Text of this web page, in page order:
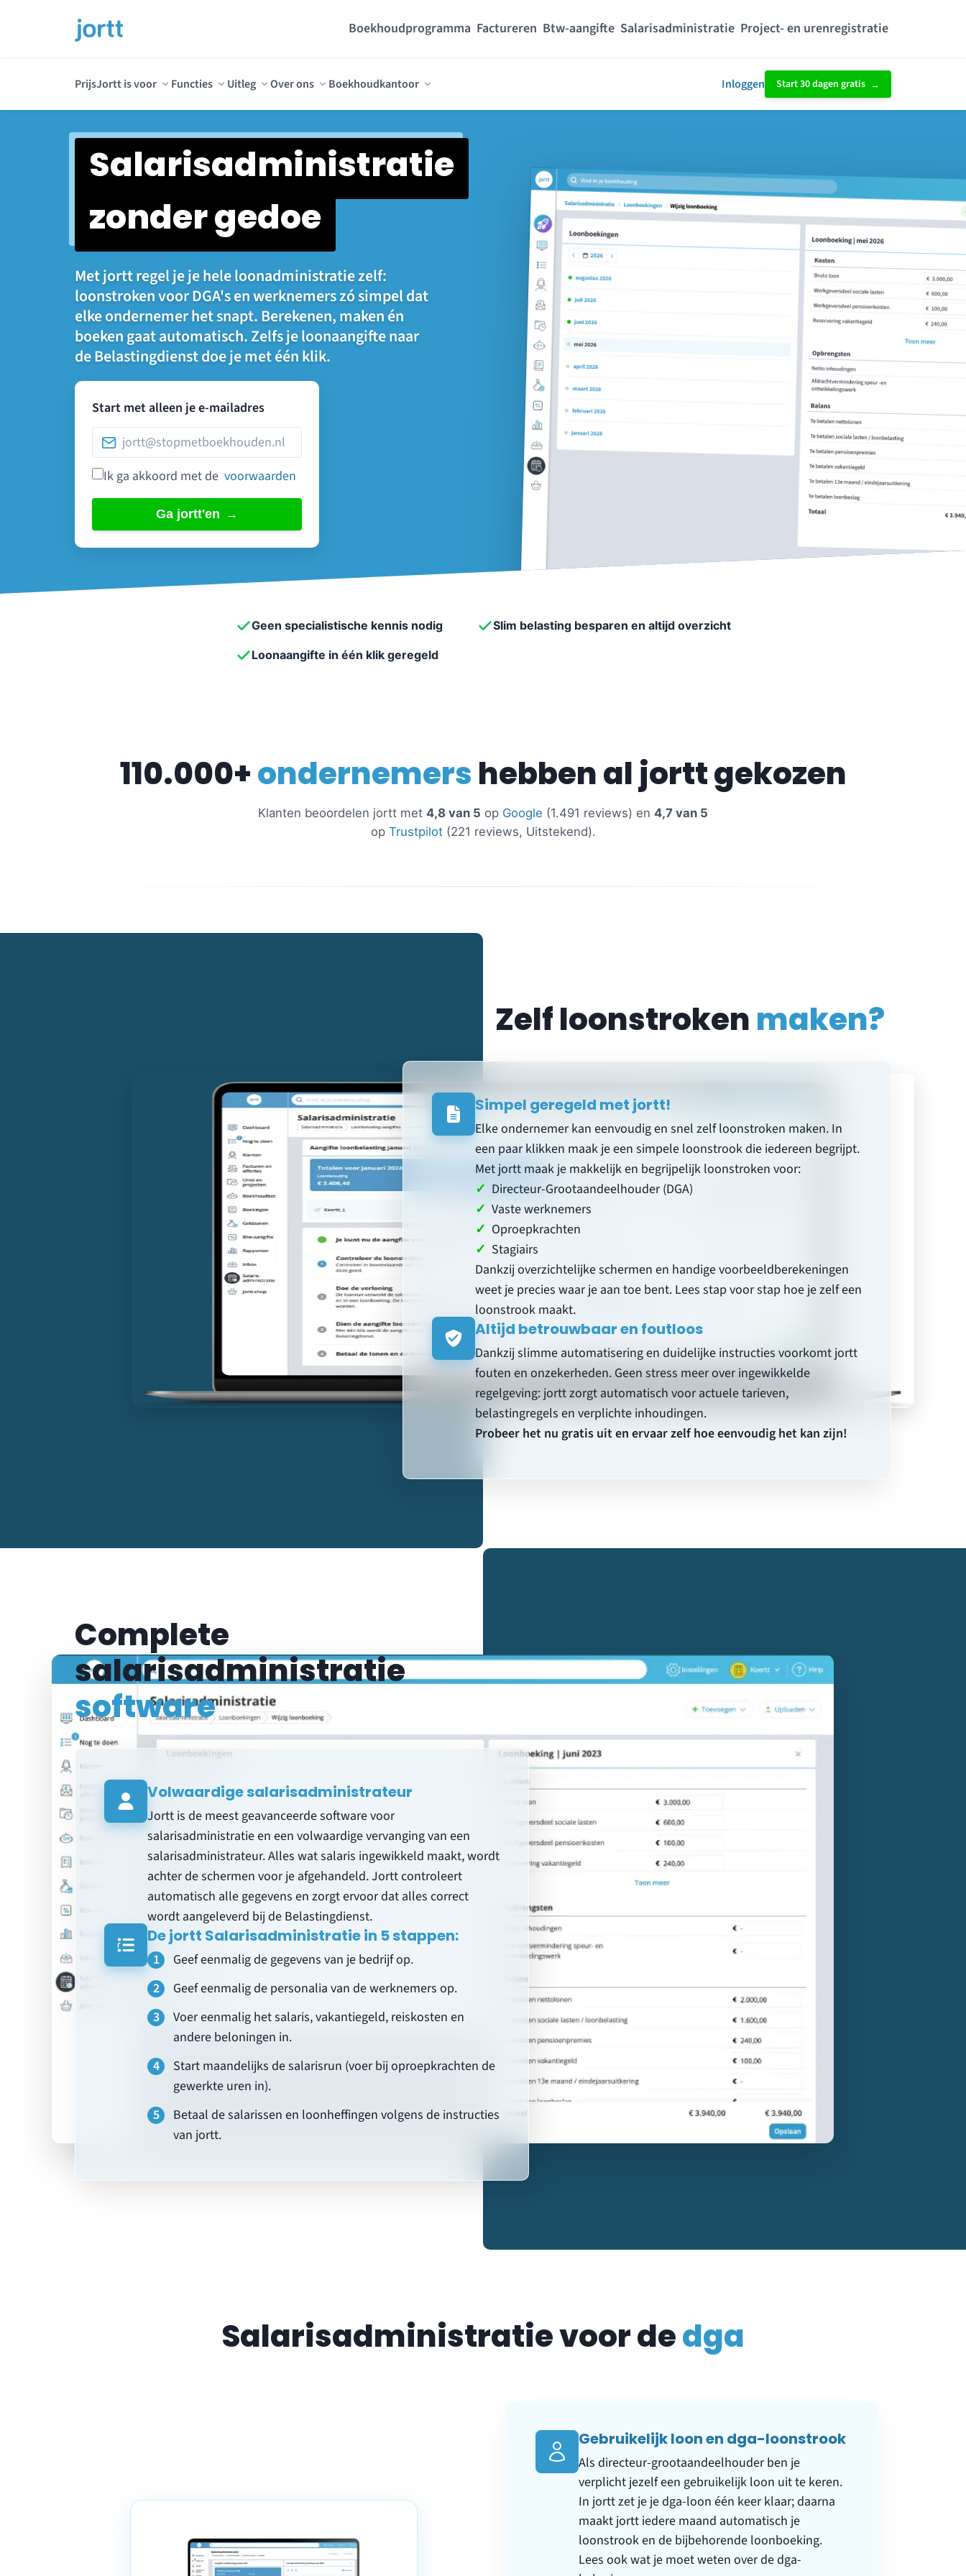
Boekhoudprogramma Factureren Btw-aangifte Salarisadministratie Project- en urenregistratie
PrijsJortt is voor Functies Uitleg Over ons Boekhoudkantoor Inloggen Start 30 dagen gratis
Salarisadministratie
zonder gedoe
Met jortt regel je je hele loonadministratie zelf:
loonstroken voor DGA's en werknemers zó simpel dat
elke ondernemer het snapt. Berekenen, maken én
boeken gaat automatisch. Zelfs je loonaangifte naar
de Belastingdienst doe je met één klik.
Start met alleen je e-mailadres
Ik ga akkoord met de voorwaarden
Ga jortt'en
Geen specialistische kennis nodig Slim belasting besparen en altijd overzicht
Loonaangifte in één klik geregeld
110.000+ondernemers hebben al jortt gekozen
Klanten beoordelen jortt met 4,8 van 5 op Google (1.491 reviews) en 4,7 van 5
op Trustpilot(221 reviews, Uitstekend).
Zelf loonstroken maken?
Simpel geregeld met jortt!
Elke ondernemer kan eenvoudig en snel zelf loonstroken maken. In
een paar klikken maak je een simpele loonstrook die iedereen begrijpt.
Met jortt maak je makkelijk en begrijpelijk loonstroken voor:
✓ Directeur-Grootaandeelhouder (DGA)
✓ Vaste werknemers
✓ Oproepkrachten
✓ Stagiairs
Dankzij overzichtelijke schermen en handige voorbeeldberekeningen
weet je precies waar je aan toe bent. Lees stap voor stap hoe jezelf een
loonstrook maakt.
Altijd betrouwbaar en foutloos
Dankzij slimme automatisering en duidelijke instructies voorkomt jortt
fouten en onzekerheden. Geen stress meer over ingewikkelde
regelgeving: jortt zorgt automatisch voor actuele tarieven,
belastingregels en verplichte inhoudingen.
Probeer het nu gratis uit en ervaar zelf hoe eenvoudig het kan zijn!
Complete
salarisadministratie
software
Volwaardige salarisadministrateur
Jortt is de meest geavanceerde software voor
salarisadministratie en een volwaardige vervanging van een
salarisadministrateur. Alles wat salaris ingewikkeld maakt, wordt
achter de schermen voor je afgehandeld. Jortt controleert
automatisch alle gegevens en zorgt ervoor dat alles correct
wordt aangeleverd bij de Belastingdienst.
De jortt Salarisadministratie in 5 stappen:
Geef eenmalig de gegevens van je bedrijf op.
Geef eenmalig de personalia van de werknemers op.
Voer eenmalig het salaris, vakantiegeld, reiskosten en
andere beloningen in.
Start maandelijks de salarisrun (voer bij oproepkrachten de
gewerkte uren in).
Betaal de salarissen en loonheffingen volgens de instructies
van jortt.
Salarisadministratie voor dedga
Gebruikelijk loon en dga-loonstrook
Als directeur-grootaandeelhouder ben je
verplicht jezelf een gebruikelijk loon uit te keren.
In jortt zet je je dga-loon één keer klaar; daarna
maakt jortt iedere maand automatisch je
loonstrook en de bijbehorende loonboeking.
Lees ook wat je moet weten over dedga-